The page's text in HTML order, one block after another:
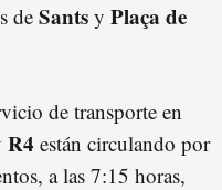
de Sants y Plaça de
de transporte en
R4 están circulando por
a las 7:15 horas,